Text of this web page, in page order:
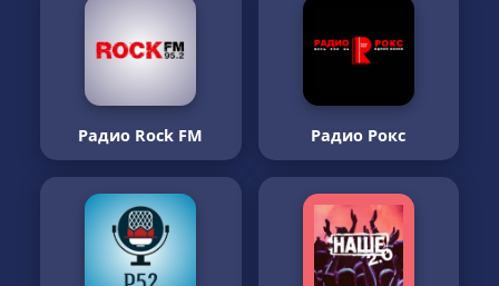
Радио Rock FM Радио Рокс